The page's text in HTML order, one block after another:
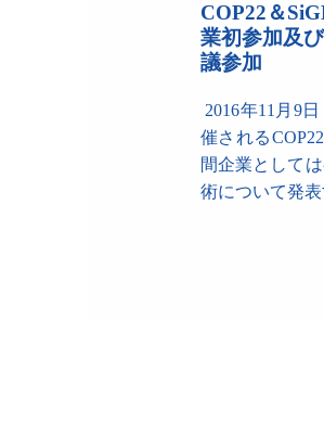
COP22＆
業初参加及
議参加
2016年11月9
催される
間企業として
術について発